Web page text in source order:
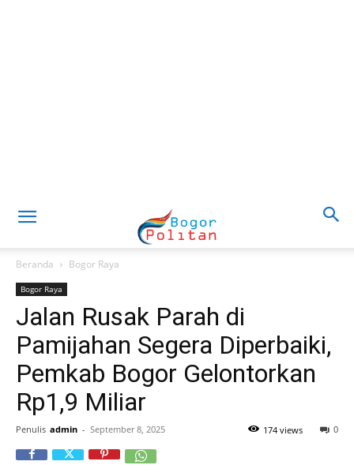
Beranda Bogor Raya
Bogor Raya
Jalan Rusak Parah di
Pamijahan Segera Diperbaiki,
Pemkab Bogor Gelontorkan
Rp1,9 Miliar
Penulis admin - September 8, 2025 0
174 views